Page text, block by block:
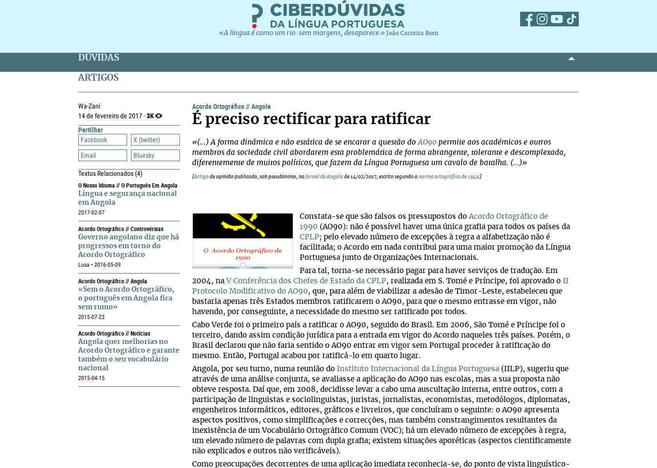
«A língua é como um rio: sem margens, desaparece.» João Carreira Bom
DÚVIDAS
ARTIGOS
Wa-Zani
14 de fevereiro de 2017 ·3K
Partilhar
Facebook
X (twitter)
Email
Bluesky
Textos Relacionados(4)
O Nosso Idioma // O Português Em Angola
Língua e segurança nacional
em Angola
2017-02-07
Acordo Ortográfico // Controvérsias
Governo angolano diz que há
progressos em torno do
Acordo Ortográfico
Lusa • 2016-05-09
Acordo Ortográfico // Angola
«Sem o Acordo Ortográfico,
o português em Angola fica
sem rumo»
2015-07-23
Acordo Ortográfico // Notícias
Angola quer melhorias no
Acordo Ortográfico e garante
também o seu vocabulário
nacional
2015-04-15
Acordo Ortográfico//Angola
É preciso rectificar para ratificar
«(...) A forma dinâmica e não estática de se encarar a questão doAO90 permite aos académicos e outros
membros da sociedade civil abordarem esta problemática de forma abrangente, tolerante e descomplexada,
diferentemente de muitos políticos, que fazem da Língua Portuguesa um cavalo de batalha. (...)»
[Artigo de opinião publicado, sob pseudónimo, no Jornal de Angola de 14/02/2017, escrito segundo a norma ortográfica de 1945.]
Constata-se que são falsos os pressupostos doAcordo Ortográfico de
1990 (AO90): não é possível haver uma única grafia para todos os países da
CPLP; pelo elevado número de excepções à regra a alfabetização não é
facilitada; o Acordo em nada contribui para uma maior promoção da Língua
Portuguesa junto de Organizações Internacionais.
Para tal, torna-se necessário pagar para haver serviços de tradução. Em
2004, na V Conferência dos Chefes de Estado da CPLP, realizada em S. Tomé e Príncipe, foi aprovado o II
Protocolo Modificativo do AO90, que, para além de viabilizar a adesão de Timor-Leste, estabeleceu que
bastaria apenas três Estados membros ratificarem o AO90, para que o mesmo entrasse em vigor, não
havendo, por conseguinte, a necessidade do mesmo ser ratificado por todos.
Cabo Verde foi o primeiro país a ratificar o AO90, seguido do Brasil. Em 2006, São Tomé e Príncipe foi o
terceiro, dando assim condição jurídica para a entrada em vigor do Acordo naqueles três países. Porém, o
Brasil declarou que não faria sentido o AO90 entrar em vigor sem Portugal proceder à ratificação do
mesmo. Então, Portugal acabou por ratificá-lo em quarto lugar.
Angola, por seu turno, numa reunião do Instituto Internacional da Língua Portuguesa (IILP), sugeriu que
através de uma análise conjunta, se avaliasse a aplicação do AO90 nas escolas, mas a sua proposta não
obteve resposta. Daí que, em 2008, decidisse levar a cabo uma auscultação interna, entre outros, com a
participação de linguistas e sociolinguistas, juristas, jornalistas, economistas, metodólogos, diplomatas,
engenheiros informáticos, editores, gráficos e livreiros, que concluíram o seguinte: o AO90 apresenta
aspectos positivos, como simplificações e correcções, mas também constrangimentos resultantes da
inexistência de um Vocabulário Ortográfico Comum (VOC); há um elevado número de excepções à regra,
um elevado número de palavras com dupla grafia; existem situações aporéticas (aspectos cientificamente
não explicados e outros não verificáveis).
Como preocupações decorrentes de uma aplicação imediata reconhecia-se, do ponto de vista linguístico-